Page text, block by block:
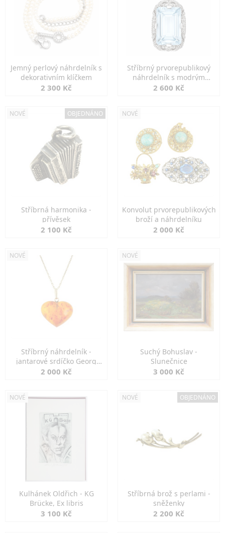
Jemný perlový náhrdelník s
dekorativním klíčkem
2 300 Kč
Stříbrný prvorepublikový
náhrdelník s modrým
spinelem
2 600 Kč
NOVÉ OBJEDNÁNO
Stříbrná harmonika -
přívěsek
2 100 Kč
NOVÉ
Konvolut prvorepublikových
broží a náhrdelníku
2 000 Kč
NOVÉ
Stříbrný náhrdelník -
jantarové srdíčko Georg
Kramer
2 000 Kč
NOVÉ
Suchý Bohuslav -
Slunečnice
3 000 Kč
NOVÉ
Kulhánek Oldřich - KG
Brücke, Ex libris
3 100 Kč
NOVÉ OBJEDNÁNO
Stříbrná brož s perlami -
sněženky
2 200 Kč